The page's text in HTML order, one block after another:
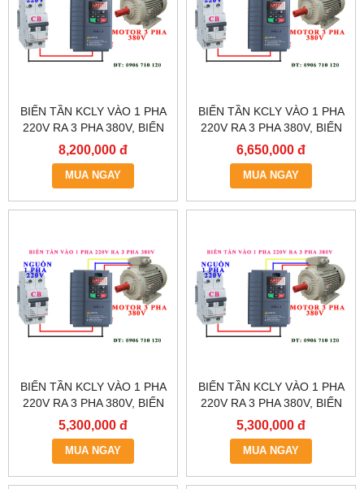
BIẾN TẦN KCLY VÀO 1 PHA
220V RA 3 PHA 380V, BIẾN
TẦN KCLY KOC600-011GT3-
B
8,200,000 đ
MUA NGAY
BIẾN TẦN KCLY VÀO 1 PHA
220V RA 3 PHA 380V, BIẾN
TẦN KCLY KOC600-
7R5GT3-B
6,650,000 đ
MUA NGAY
BIẾN TẦN KCLY VÀO 1 PHA
220V RA 3 PHA 380V, BIẾN
TẦN KCLY KOC600-
5R5GT3-B
5,300,000 đ
MUA NGAY
BIẾN TẦN KCLY VÀO 1 PHA
220V RA 3 PHA 380V, BIẾN
TẦN KCLY KOC600-
3R7GT3-B
5,300,000 đ
MUA NGAY